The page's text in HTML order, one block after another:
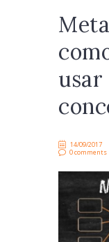
usar
14/09/2017
0 comments